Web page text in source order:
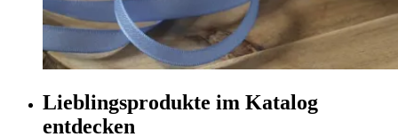
Lieblingsprodukte im Katalog
entdecken